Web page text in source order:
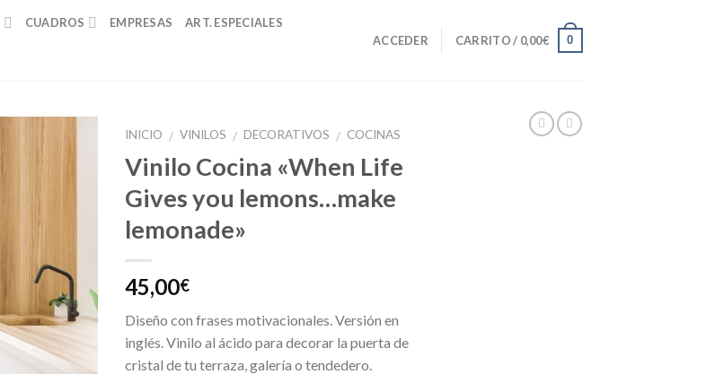
CUADROS EMPRESAS ART. ESPECIALES
ACCEDER CARRITO / 0,00€ 0
INICIO / VINILOS / DECORATIVOS / COCINAS
Vinilo Cocina «When Life
Gives you lemons…make
lemonade»
45,00€
Diseño con frases motivacionales. Versión en
inglés. Vinilo al ácido para decorar la puerta de
cristal de tu terraza, galería o tendedero.